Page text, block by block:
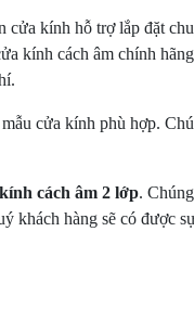
cửa kính hỗ trợ lắp đặt
kính cách âm chính
cửa kính phù hợp.
kính cách âm 2 lớp.
khách hàng sẽ có được